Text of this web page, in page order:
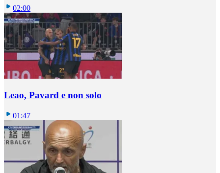
02:00
Leao, Pavard e non solo
01:47